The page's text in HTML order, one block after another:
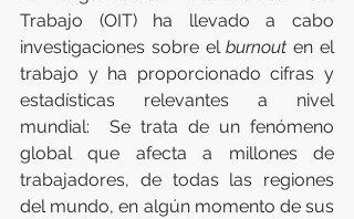
Trabajo (OIT) ha llevado a cabo
investigaciones sobre el burnout en el
trabajo y ha proporcionado cifras y
estadísticas relevantes a nivel
mundial:  Se trata de un fenómeno
global que afecta a millones de
trabajadores, de todas las regiones
del mundo, en algún momento de sus